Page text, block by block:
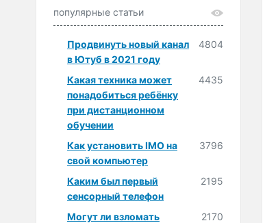
популярные статьи
Продвинуть новый канал
в Ютуб в 2021 году
4804
Какая техника может
понадобиться ребёнку
при дистанционном
обучении
4435
Как установить IMO на
свой компьютер
3796
Каким был первый
сенсорный телефон
2195
Могут ли взломать
2170